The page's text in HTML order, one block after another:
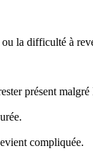
la difficulté à
présent malgré
compliquée.